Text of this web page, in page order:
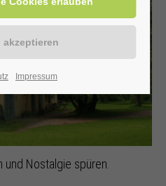
und Nostalgie spüren.
Impressum